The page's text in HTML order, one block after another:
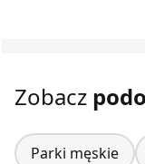
Zobacz
Parki męskie